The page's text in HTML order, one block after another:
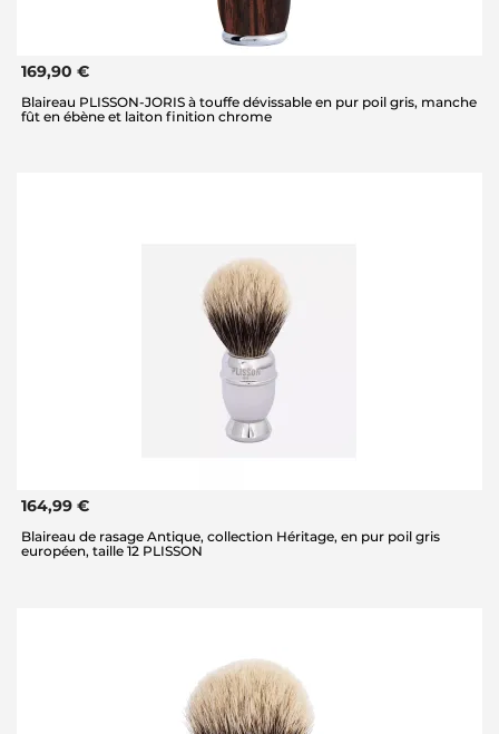
169,90 €
Blaireau PLISSON-JORIS à touffe dévissable en pur poil gris, manche
fût en ébène et laiton finition chrome
164,99 €
Blaireau de rasage Antique, collection Héritage, en pur poil gris
européen, taille 12 PLISSON